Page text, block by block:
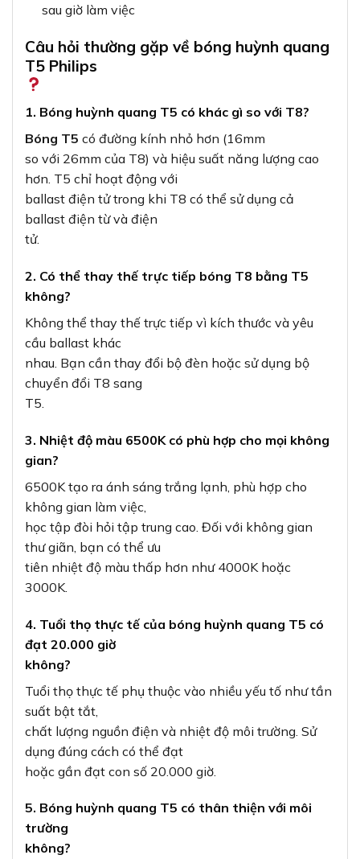
sau giờ làm việc
Câu hỏi thường gặp về bóng huỳnh quang
T5 Philips
1. Bóng huỳnh quang T5 có khác gì so với T8?
Bóng T5 có đường kính nhỏ hơn (16mm
so với 26mm của T8) và hiệu suất năng lượng cao
hơn. T5 chỉ hoạt động với
ballast điện tử trong khi T8 có thể sử dụng cả
ballast điện từ và điện
tử.
2. Có thể thay thế trực tiếp bóng T8 bằng T5
không?
Không thể thay thế trực tiếp vì kích thước và yêu
cầu ballast khác
nhau. Bạn cần thay đổi bộ đèn hoặc sử dụng bộ
chuyển đổi T8 sang
T5.
3. Nhiệt độ màu 6500K có phù hợp cho mọi không
gian?
6500K tạo ra ánh sáng trắng lạnh, phù hợp cho
không gian làm việc,
học tập đòi hỏi tập trung cao. Đối với không gian
thư giãn, bạn có thể ưu
tiên nhiệt độ màu thấp hơn như 4000K hoặc
3000K.
4. Tuổi thọ thực tế của bóng huỳnh quang T5 có
đạt 20.000 giờ
không?
Tuổi thọ thực tế phụ thuộc vào nhiều yếu tố như tần
suất bật tắt,
chất lượng nguồn điện và nhiệt độ môi trường. Sử
dụng đúng cách có thể đạt
hoặc gần đạt con số 20.000 giờ.
5. Bóng huỳnh quang T5 có thân thiện với môi
trường
không?